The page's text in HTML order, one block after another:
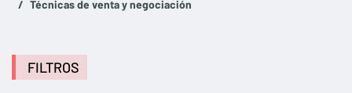
Técnicas de venta y negociación
FILTROS